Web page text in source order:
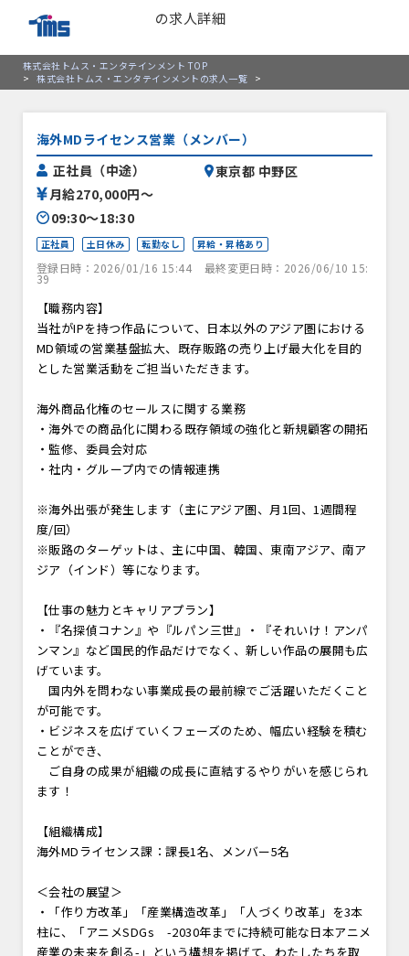
の求人詳細
株式会社トムス・エンタテインメント TOP
>
株式会社トムス・エンタテインメントの求人一覧 >
海外MDライセンス営業（メンバー）
正社員（中途）
月給270,000円〜
09:30〜18:30
東京都 中野区
正社員 土日休み 転勤なし 昇給・昇格あり
登録日時：2026/01/16 15:44 最終変更日時：2026/06/10 15:
39
【職務内容】
当社がIPを持つ作品について、日本以外のアジア圏における
MD領域の営業基盤拡大、既存販路の売り上げ最大化を目的
とした営業活動をご担当いただきます。
海外商品化権のセールスに関する業務
・海外での商品化に関わる既存領域の強化と新規顧客の開拓
・監修、委員会対応
・社内・グループ内での情報連携
※海外出張が発生します（主にアジア圏、月1回、1週間程
度/回）
※販路のターゲットは、主に中国、韓国、東南アジア、南ア
ジア（インド）等になります。
【仕事の魅力とキャリアプラン】
・『名探偵コナン』や『ルパン三世』・『それいけ！アンパ
ンマン』など国民的作品だけでなく、新しい作品の展開も広
げています。
国内外を問わない事業成長の最前線でご活躍いただくこと
が可能です。
・ビジネスを広げていくフェーズのため、幅広い経験を積む
ことができ、
ご自身の成果が組織の成長に直結するやりがいを感じられ
ます！
【組織構成】
海外MDライセンス課：課長1名、メンバー5名
＜会社の展望＞
・「作り方改革」「産業構造改革」「人づくり改革」を3本
柱に、「アニメSDGs -2030年までに持続可能な日本アニメ
産業の未来を創る-」という構想を掲げて、わたしたちを取